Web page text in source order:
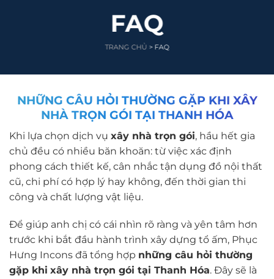
FAQ
TRANG CHỦ > FAQ
NHỮNG CÂU HỎI THƯỜNG GẶP KHI XÂY
NHÀ TRỌN GÓI TẠI THANH HÓA
Khi lựa chọn dịch vụ xây nhà trọn gói, hầu hết gia
chủ đều có nhiều băn khoăn: từ việc xác định
phong cách thiết kế, cân nhắc tận dụng đồ nội thất
cũ, chi phí có hợp lý hay không, đến thời gian thi
công và chất lượng vật liệu.
Để giúp anh chị có cái nhìn rõ ràng và yên tâm hơn
trước khi bắt đầu hành trình xây dựng tổ ấm, Phục
Hưng Incons đã tổng hợp những câu hỏi thường
gặp khi xây nhà trọn gói tại Thanh Hóa. Đây sẽ là